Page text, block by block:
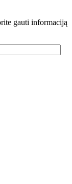
gauti informaciją